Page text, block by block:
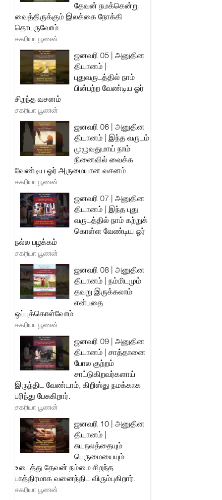
தேவன் நமக்கென்று
வைத்திருக்கும் இலக்கை நோக்கி
தொடருவோம்
சகரியா பூணன்
ஜனவரி 05 | அனுதின
தியானம் |
புதுவருடத்தில் நாம்
பின்பற்ற வேண்டிய ஓர்
சிறந்த வசனம்
சகரியா பூணன்
ஜனவரி 06 | அனுதின
தியானம் | இந்த வருடம்
முழுவதுமாய் நாம்
நினைவில் வைக்க
வேண்டிய ஓர் அருமையான வசனம்
சகரியா பூணன்
ஜனவரி 07 | அனுதின
தியானம் | இந்த புது
வருடத்தில் நாம் கற்றுக்
கொள்ள வேண்டிய ஓர்
நல்ல பழக்கம்
சகரியா பூணன்
ஜனவரி 08 | அனுதின
தியானம் | நம்மிடமும்
தவறு இருக்கலாம்
என்பதை
ஒப்புக்கொள்வோம்
சகரியா பூணன்
ஜனவரி 09 | அனுதின
தியானம் | சாத்தானை
போல குற்றம்
சாட்டுகிறவர்களாய்
இருந்திட வேண்டாம், கிறிஸ்து நமக்காக
பரிந்து பேசுகிறார்.
சகரியா பூணன்
ஜனவரி 10 | அனுதின
தியானம் |
சுயநலத்தையும்
பெருமையையும்
உடைத்து தேவன் நம்மை சிறந்த
பாத்திரமாக வனைந்திட விரும்புகிறார்.
சகரியா பூணன்